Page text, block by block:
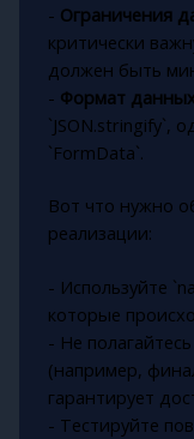
- Ограничения
критически
должен быть
- Формат
`JSON.stringify`,
`FormData`.
Вот что нужно
реализации:
- Используйте
которые
- Не
(например,
гарантирует
- Тестируйте